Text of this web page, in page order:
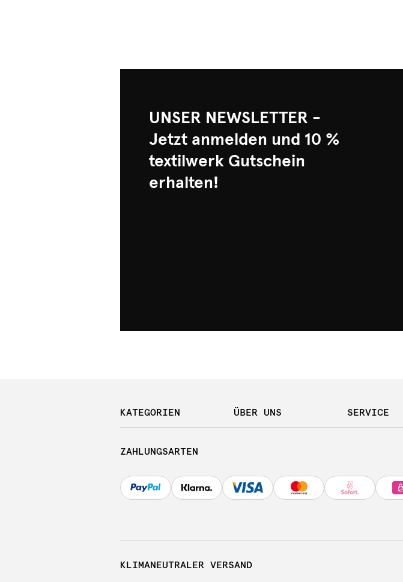
UNSER NEWSLETTER -
Jetzt anmelden und 10 %
textilwerk Gutschein
erhalten!
KATEGORIEN ÜBER UNS SERVICE
ZAHLUNGSARTEN
KLIMANEUTRALER VERSAND